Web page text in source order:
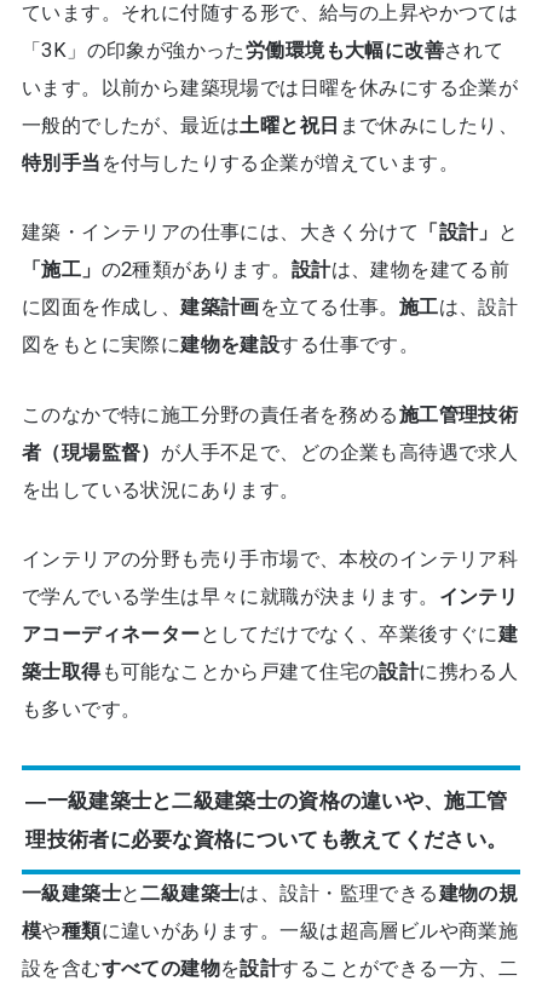
ています。それに付随する形で、給与の上昇やかつては
「3K」の印象が強かった労働環境も大幅に改善されて
います。以前から建築現場では日曜を休みにする企業が
一般的でしたが、最近は土曜と祝日 まで休みにしたり、
特別手当 を付与したりする企業が増えています。
建築・インテリアの仕事には、大きく分けて 「設計」 と
「施工」 の2種類があります。 設計は、建物を建てる前
に図面を作成し、建築計画を立てる仕事。 施工は、設計
図をもとに実際に建物を建設する仕事です。
このなかで特に施工分野の責任者を務める施工管理技術
者（現場監督） が人手不足で、どの企業も高待遇で求人
を出している状況にあります。
インテリアの分野も売り手市場で、本校のインテリア科
で学んでいる学生は早々に就職が決まります。 インテリ
アコーディネーターとしてだけでなく、卒業後すぐに建
築士取得も可能なことから戸建て住宅の設計に携わる人
も多いです。
―一級建築士と二級建築士の資格の違いや、施工管
理技術者に必要な資格についても教えてください。
一級建築士と二級建築士は、設計・監理できる建物の規
模や種類に違いがあります。一級は超高層ビルや商業施
設を含むすべての建物を設計することができる一方、二